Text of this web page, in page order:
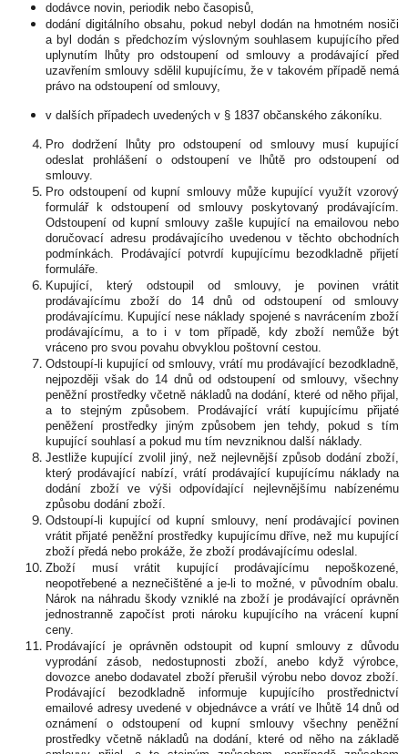
dodávce novin, periodik nebo časopisů,
dodání digitálního obsahu, pokud nebyl dodán na hmotném nosiči
a byl dodán s předchozím výslovným souhlasem kupujícího před
uplynutím lhůty pro odstoupení od smlouvy a prodávající před
uzavřením smlouvy sdělil kupujícímu, že v takovém případě nemá
právo na odstoupení od smlouvy,
v dalších případech uvedených v § 1837 občanského zákoníku.
Pro dodržení lhůty pro odstoupení od smlouvy musí kupující
odeslat prohlášení o odstoupení ve lhůtě pro odstoupení od
smlouvy.
Pro odstoupení od kupní smlouvy může kupující využít vzorový
formulář k odstoupení od smlouvy poskytovaný prodávajícím.
Odstoupení od kupní smlouvy zašle kupující na emailovou nebo
doručovací adresu prodávajícího uvedenou v těchto obchodních
podmínkách. Prodávající potvrdí kupujícímu bezodkladně přijetí
formuláře.
Kupující, který odstoupil od smlouvy, je povinen vrátit
prodávajícímu zboží do 14 dnů od odstoupení od smlouvy
prodávajícímu. Kupující nese náklady spojené s navrácením zboží
prodávajícímu, a to i v tom případě, kdy zboží nemůže být
vráceno pro svou povahu obvyklou poštovní cestou.
Odstoupí-li kupující od smlouvy, vrátí mu prodávající bezodkladně,
nejpozději však do 14 dnů od odstoupení od smlouvy, všechny
peněžní prostředky včetně nákladů na dodání, které od něho přijal,
a to stejným způsobem. Prodávající vrátí kupujícímu přijaté
peněžení prostředky jiným způsobem jen tehdy, pokud s tím
kupující souhlasí a pokud mu tím nevzniknou další náklady.
Jestliže kupující zvolil jiný, než nejlevnější způsob dodání zboží,
který prodávající nabízí, vrátí prodávající kupujícímu náklady na
dodání zboží ve výši odpovídající nejlevnějšímu nabízenému
způsobu dodání zboží.
Odstoupí-li kupující od kupní smlouvy, není prodávající povinen
vrátit přijaté peněžní prostředky kupujícímu dříve, než mu kupující
zboží předá nebo prokáže, že zboží prodávajícímu odeslal.
Zboží musí vrátit kupující prodávajícímu nepoškozené,
neopotřebené a neznečištěné a je-li to možné, v původním obalu.
Nárok na náhradu škody vzniklé na zboží je prodávající oprávněn
jednostranně započíst proti nároku kupujícího na vrácení kupní
ceny.
Prodávající je oprávněn odstoupit od kupní smlouvy z důvodu
vyprodání zásob, nedostupnosti zboží, anebo když výrobce,
dovozce anebo dodavatel zboží přerušil výrobu nebo dovoz zboží.
Prodávající bezodkladně informuje kupujícího prostřednictví
emailové adresy uvedené v objednávce a vrátí ve lhůtě 14 dnů od
oznámení o odstoupení od kupní smlouvy všechny peněžní
prostředky včetně nákladů na dodání, které od něho na základě